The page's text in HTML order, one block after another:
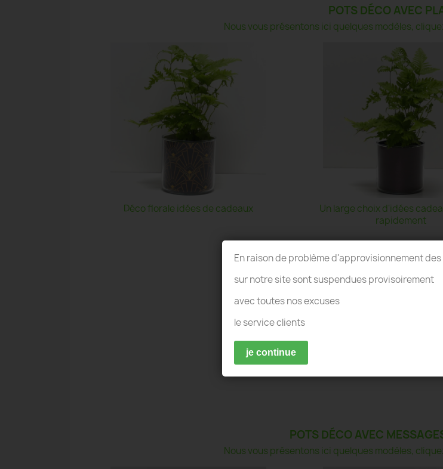
POTS DÉCO AVEC
Nous vous présentons ici quelques modèles,
Déco florale idées de cadeaux
Un large choix d'idées
rapidement
POTS DÉCO AVEC
Nous vous présentons ici quelques modèles,
En raison de problème d'approvisionnement
sur notre site sont suspendues provisoirement
avec toutes nos excuses
le service clients
je continue